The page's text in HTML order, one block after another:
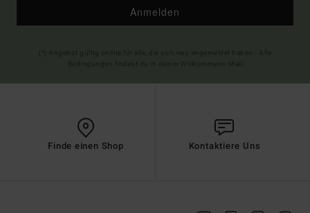
Anmelden
Finde einen Shop Kontaktiere Uns